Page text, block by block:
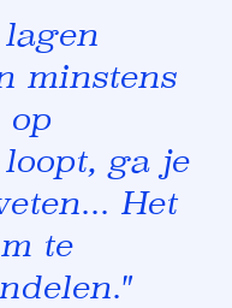
minstens
op
ga je
Het
te